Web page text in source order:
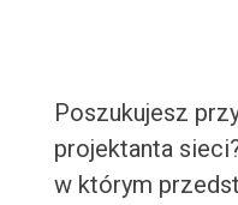
Poszukujesz
projektanta
w którym